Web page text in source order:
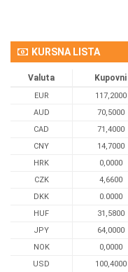
KURSNA LISTA
Valuta Kupovni
EUR 117,2000
AUD
70,5000
CAD
71,4000
CNY
14,7000
HRK
0,0000
CZK
4,6600
DKK
0.0000
HUF
31,5800
JPY
64,0000
NOK
0,0000
USD
100,4000